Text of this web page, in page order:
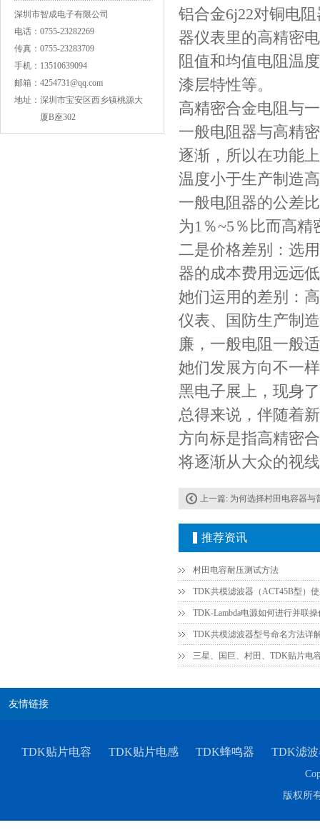
村田电容GRM31CR71C106KAC7L
深圳市智成电子有限公司
电话： 0755-23282269
传真： 0755-23283709
手机： 13510639094
邮箱： 4254731@qq.com
地址： 深圳市宝安区西乡镇桃源大
厦B座302
铝合金6j22对铜电
器仪表里的高精密
阻值和均值电阻温
漆层特性等。
高精密合金电阻与
一般电阻器与高精
逐渐，所以在功能
温度小于生产制造
一般电阻器的公差
为1％~5％比而高
二是价格差别：选
器的成本费用远远
她们运用的差别：
仪表、国防生产制
廉，一般电阻一般
她们发展方向不一
黑电子展上，现身
总得来说，伴随着
方向标是指高精密
将逐渐从大众的视
上一篇: 为何选择村田电容器与普
推荐资讯
村田电容耐压测试方法
TDK共模滤波器（ACT45B型）
TDK共模滤波器型号命名方法详
三星、国巨、村田、TDK贴片电
友情链接
TDK贴片电容 TDK贴片电感 TDK蜂鸣器 TDK滤
版权所